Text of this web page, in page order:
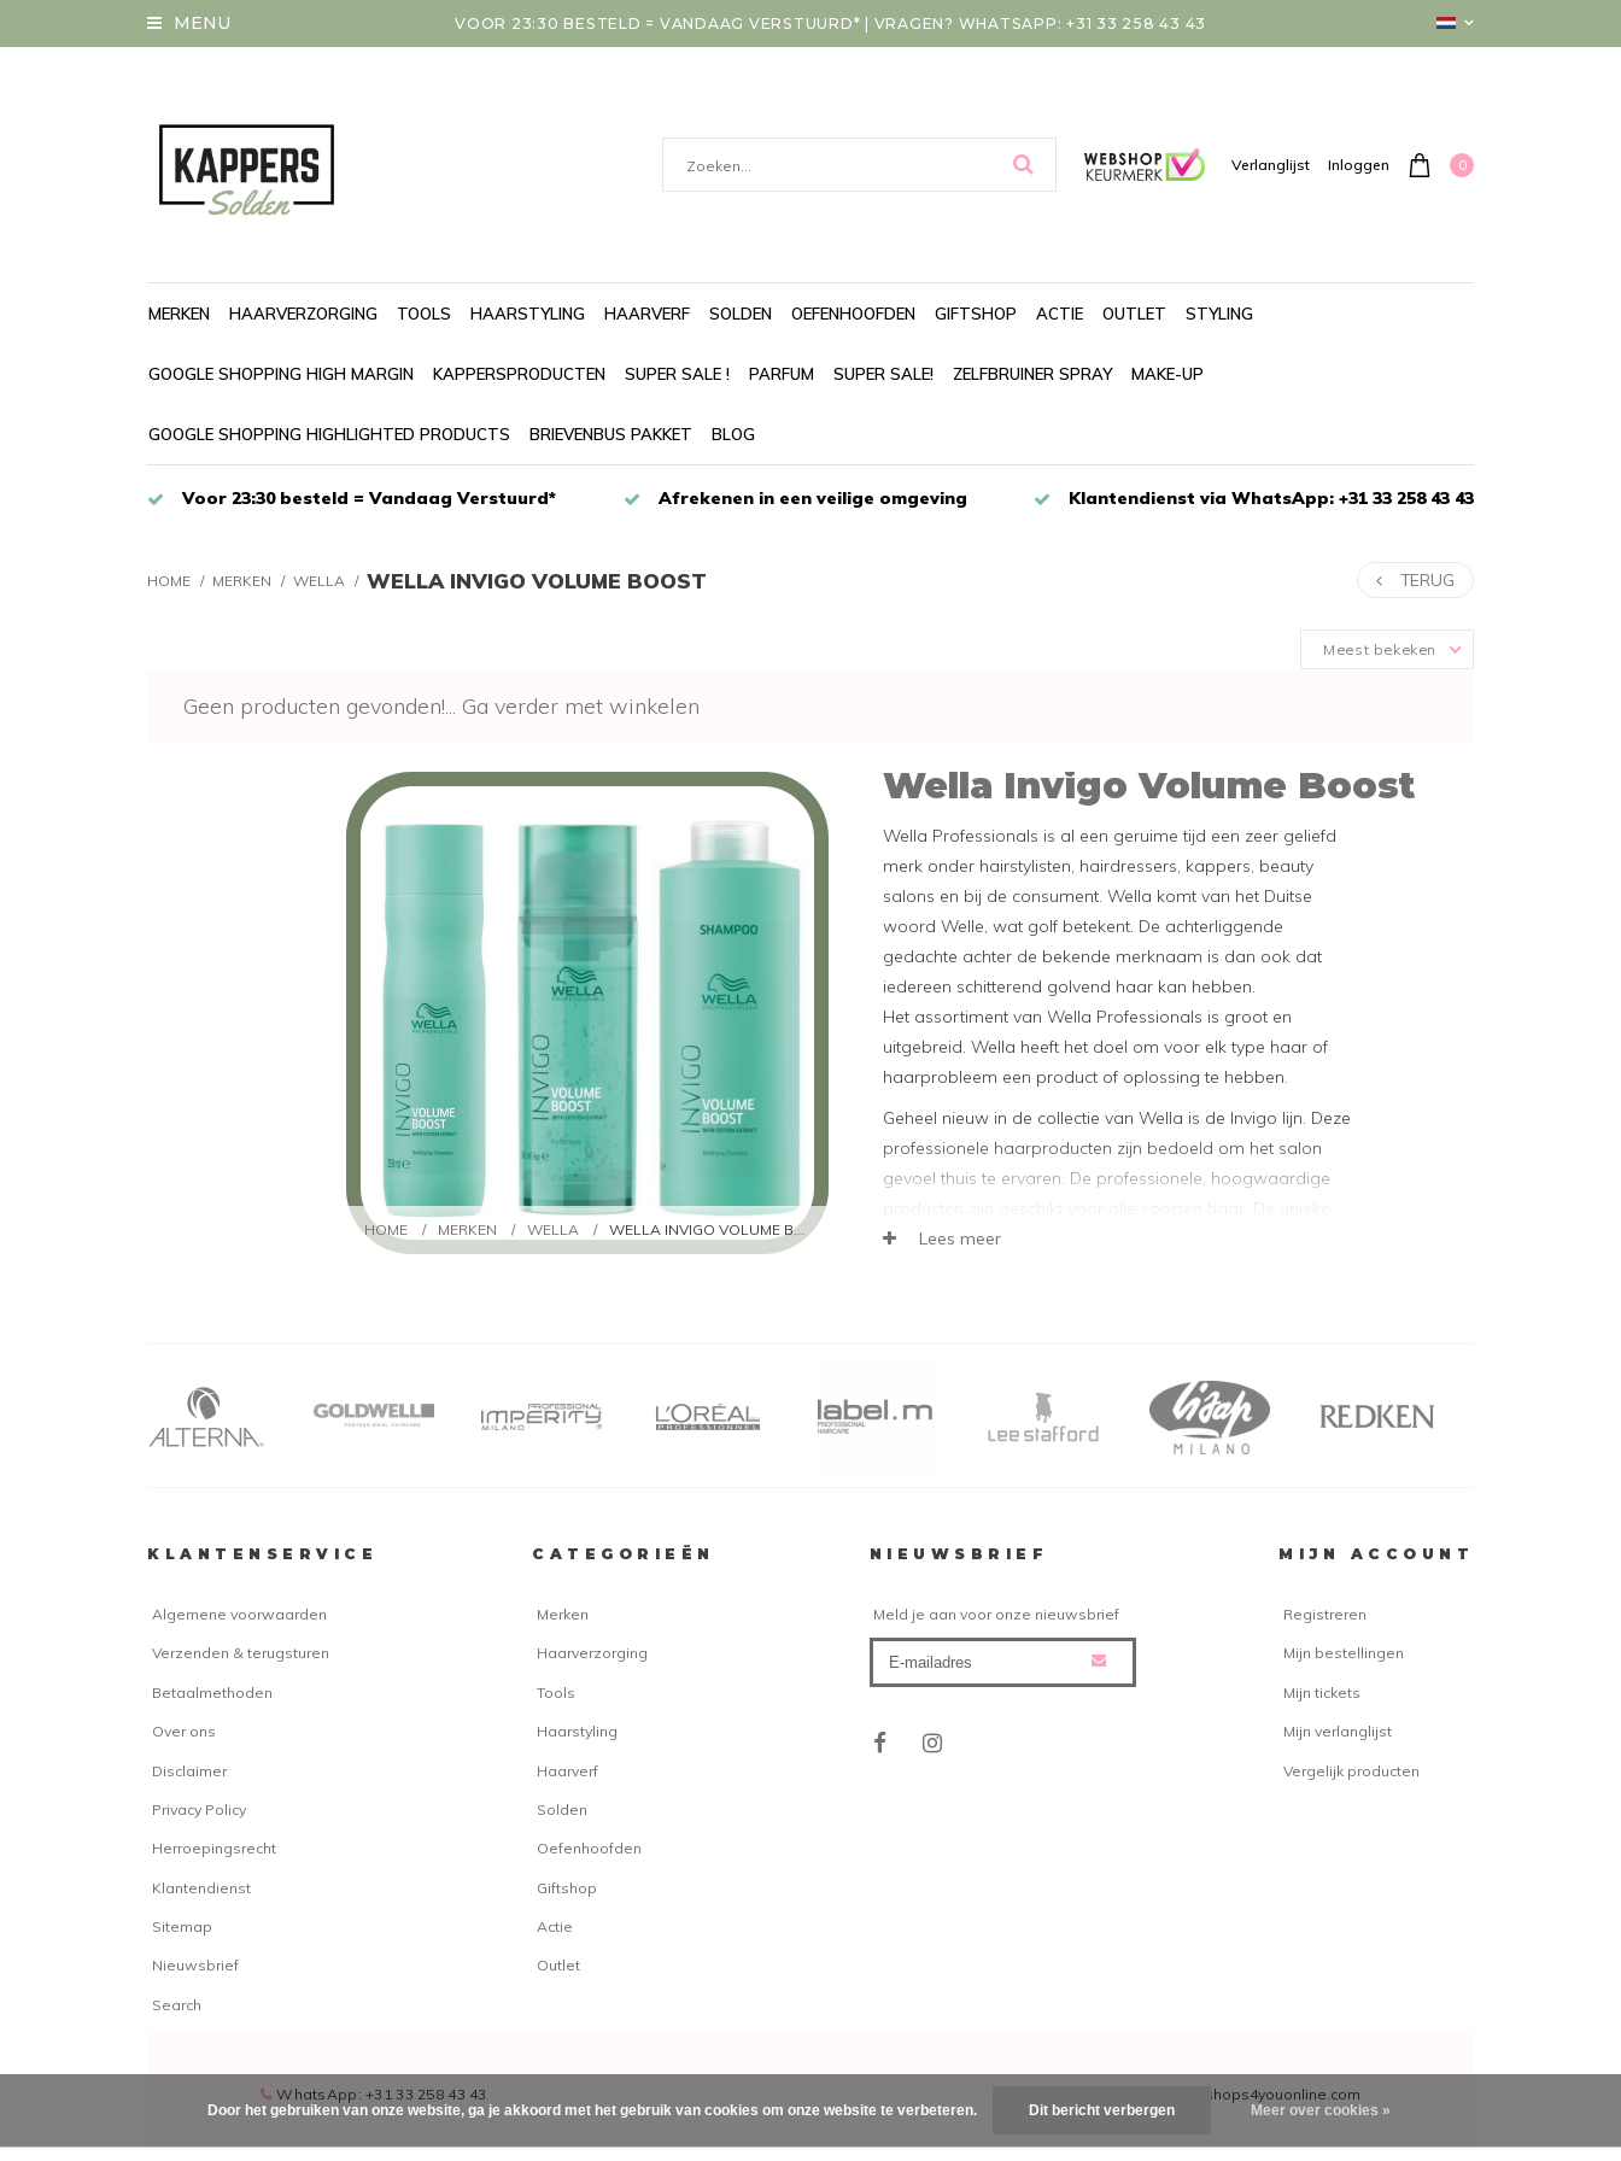
MENU VOOR 23:30 BESTELD = VANDAAG VERSTUURD* | VRAGEN? WHATSAPP: +31 33 258 43 43
Verlanglijst Inloggen 0
MERKEN HAARVERZORGING TOOLS HAARSTYLING HAARVERF SOLDEN OEFENHOOFDEN GIFTSHOP ACTIE OUTLET STYLING
GOOGLE SHOPPING HIGH MARGIN KAPPERSPRODUCTEN SUPER SALE ! PARFUM SUPER SALE! ZELFBRUINER SPRAY MAKE-UP
GOOGLE SHOPPING HIGHLIGHTED PRODUCTS BRIEVENBUS PAKKET BLOG
Voor 23:30 besteld = Vandaag Verstuurd* Afrekenen in een veilige omgeving Klantendienst via WhatsApp: +31 33 258 43 43
HOME / MERKEN / WELLA / WELLA INVIGO VOLUME BOOST TERUG
Meest bekeken
Geen producten gevonden!... Ga verder met winkelen
HOME / MERKEN / WELLA / WELLA INVIGO VOLUME BOOST
Wella Invigo Volume Boost
Wella Professionals is al een geruime tijd een zeer geliefd
merk onder hairstylisten, hairdressers, kappers, beauty
salons en bij de consument. Wella komt van het Duitse
woord Welle, wat golf betekent. De achterliggende
gedachte achter de bekende merknaam is dan ook dat
iedereen schitterend golvend haar kan hebben.
Het assortiment van Wella Professionals is groot en
uitgebreid. Wella heeft het doel om voor elk type haar of
haarprobleem een product of oplossing te hebben.
Geheel nieuw in de collectie van Wella is de Invigo lijn. Deze
professionele haarproducten zijn bedoeld om het salon
gevoel thuis te ervaren. De professionele, hoogwaardige
samenstelling van vitamines, verzorgende ingrediënten en
Wella Invigo Volume Boost geeft extra volume aan ieder
kapsel. De volgende producten uit deze lijn zijn te vinden op
Wella Collectie
collectie, waaronder Invigo Volume Boost,
is te vinden op kapperssolden.be. Deze producten zijn snel,
veilig en eenvoudig online te bestellen. Natuurlijk tegen de
scherpste prijzen. Houd onze webshop in de gaten voor de
pakketten verlaten dagelijks ons magazijn op weg naar
een tevreden klant. Voor vragen over producten of
leveringen, contacteer gerust onze klantendienst. Wij zijn te
Lees meer
KLANTENSERVICE
Algemene voorwaarden
Verzenden & terugsturen
Betaalmethoden
Over ons
Disclaimer
Privacy Policy
Herroepingsrecht
Klantendienst
Sitemap
Nieuwsbrief
Search
CATEGORIEËN
Merken
Haarverzorging
Tools
Haarstyling
Haarverf
Solden
Oefenhoofden
Giftshop
Actie
Outlet
NIEUWSBRIEF
Meld je aan voor onze nieuwsbrief
MIJN ACCOUNT
Registreren
Mijn bestellingen
Mijn tickets
Mijn verlanglijst
Vergelijk producten
WhatsApp: +31 33 258 43 43 customercare@shops4youonline.com
Door het gebruiken van onze website, ga je akkoord met het gebruik van cookies om onze website te verbeteren. Dit bericht verbergen Meer over cookies »